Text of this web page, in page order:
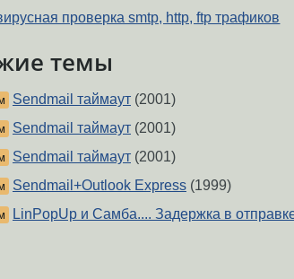
проверка smtp, http, ftp трафиков
темы
Sendmail таймаут (2001)
Sendmail таймаут (2001)
Sendmail таймаут (2001)
Sendmail+Outlook Express (1999)
LinPopUp и Самба.... Задержка в